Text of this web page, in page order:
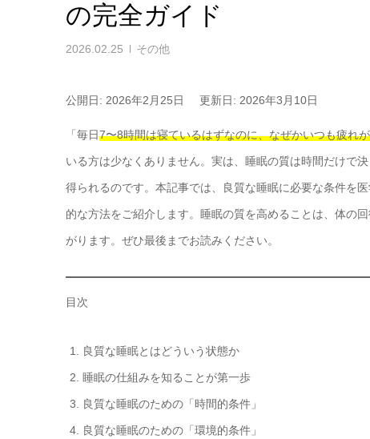
の完全ガイド
2026.02.25 その他
公開日: 2026年2月25日 更新日: 2026年3月10日
「毎日7〜8時間は寝ているはずなのに、なぜかいつも疲れ
いる方は少なくありません。実は、睡眠の質は時間だけで
得られるのです。本記事では、良質な睡眠に必要な条件を
的な方法をご紹介します。睡眠の質を高めることは、体の回
がります。ぜひ最後までお読みください。
目次
良質な睡眠とはどういう状態か
睡眠の仕組みを知ることが第一歩
良質な睡眠のための「時間的条件」
良質な睡眠のための「環境的条件」